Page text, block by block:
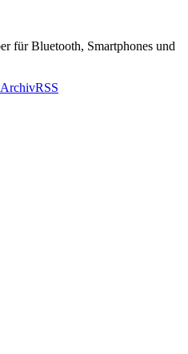
für Bluetooth, Smartphones und
ArchivRSS